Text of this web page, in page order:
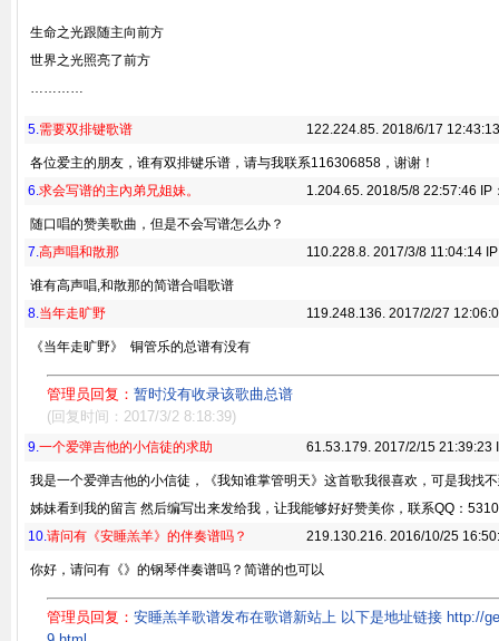
生命之光跟随主向前方
世界之光照亮了前方
…………
5.需要双排键歌谱 122.224.85. 2018/6/17
各位爱主的朋友，谁有双排键乐谱，请与我联系116306858，谢谢！
6.求会写谱的主內弟兄姐妹。 1.204.65. 2018/5/8 22:57:46 IP
随口唱的赞美歌曲，但是不会写谱怎么办？
7.高声唱和散那 110.228.8. 2017/3/8 11:04:14
谁有高声唱,和散那的简谱合唱歌谱
8.当年走旷野 119.248.136. 2017/2/27
《当年走旷野》 铜管乐的总谱有没有
管理员回复： 暂时没有收录该歌曲总谱
(回复时间：2017/3/2 8:18:39)
9.一个爱弹吉他的小信徒的求助 61.53.179. 2017/2/15 21:39:23
我是一个爱弹吉他的小信徒，《我知谁掌管明天》这首歌我很喜欢，可是我找
姊妹看到我的留言 然后编写出来发给我，让我能够好好赞美你，联系QQ：
10.请问有《安睡羔羊》的伴奏谱吗？ 219.130.216. 2016/10/25
你好，请问有《》的钢琴伴奏谱吗？简谱的也可以
管理员回复： 安睡羔羊歌谱发布在歌谱新站上 以下是地址链接 http://